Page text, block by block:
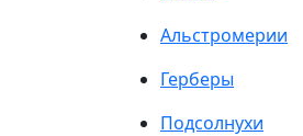
Альстромерии
Герберы
Подсолнухи